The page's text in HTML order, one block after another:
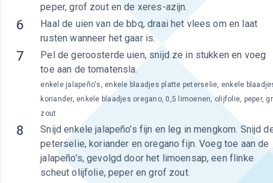
peper, grof zout en de xeres-azijn.
6
Haal de uien van de bbq, draai het vlees om en laat
rusten wanneer het gaar is.
7
Pel de geroosterde uien, snijd ze in stukken en voeg
toe aan de tomatensla.
8
Snijd enkele jalapeño’s fijn en leg in mengkom. Snijd
peterselie, koriander en oregano fijn. Voeg toe aan de
jalapeño’s, gevolgd door het limoensap, een flinke
scheut olijfolie, peper en grof zout.
enkele jalapeño's, enkele blaadjes platte peterselie, enkele
koriander, enkele blaadjes oregano, 0,5 limoenen, olijfolie, peper,
zout